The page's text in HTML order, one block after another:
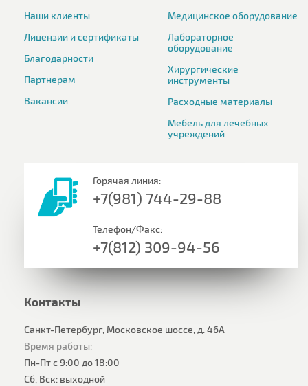
Наши клиенты
Лицензии и сертификаты
Благодарности
Партнерам
Вакансии
Медицинское оборудование
Лабораторное
оборудование
Хирургические
инструменты
Расходные материалы
Мебель для лечебных
учреждений
Горячая линия:
+7(981) 744-29-88
Телефон/Факс:
+7(812) 309-94-56
Контакты
Санкт-Петербург, Московское шоссе, д. 46А
Время работы:
Пн-Пт с 9:00 до 18:00
Сб, Вск: выходной